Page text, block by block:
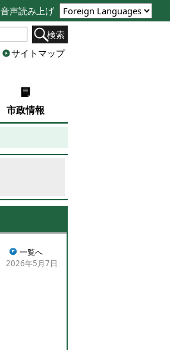
音声読み上げ
検索
サイトマップ
市政情報
一覧へ
2026年5月7日